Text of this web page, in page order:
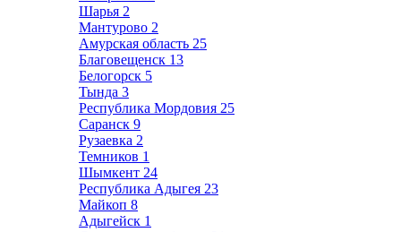
Шарья 2
Мантурово 2
Амурская область 25
Благовещенск 13
Белогорск 5
Тында 3
Республика Мордовия 25
Саранск 9
Рузаевка 2
Темников 1
Шымкент 24
Республика Адыгея 23
Майкоп 8
Адыгейск 1